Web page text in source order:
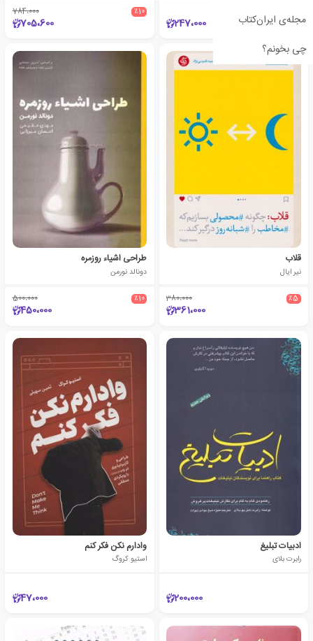
مجله‌ی ایران‌کتاب
چی بخونم؟
247،000
٪10 784،000
705،600
قلاب
نیر ایال
٪5 380،000
361،000
طراحی اشیاء روزمره
دونالد نورمن
٪10 500،000
450،000
ادبیات تبلیغ
رابرت بلای
200،000
وادارم نکن فکر کنم
استیو کروگ
47،000